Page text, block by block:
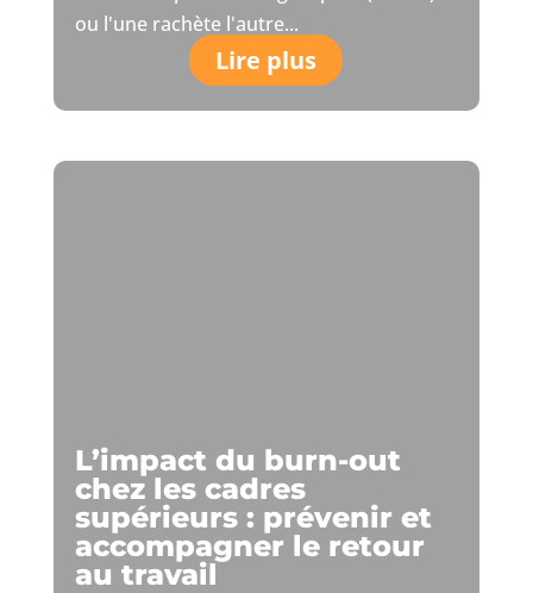
ou l'une rachète l'autre...
Lire plus
L’impact du burn-out
chez les cadres
supérieurs : prévenir et
accompagner le retour
au travail